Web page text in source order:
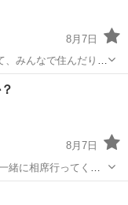
8月7日
、みんなで住んだり、
家を手に入れたり、
す。これからは年金
8月7日
緒に相席行ってくだ